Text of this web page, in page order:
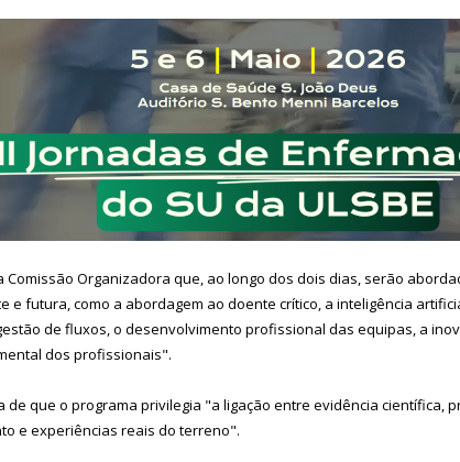
Comissão Organizadora que, ao longo dos dois dias, serão
e futura, como a abordagem ao doente crítico, a inteligência
de fluxos, o desenvolvimento profissional das equipas, a
dos profissionais".
de que o programa privilegia "a ligação entre evidência científica,
e experiências reais do terreno".